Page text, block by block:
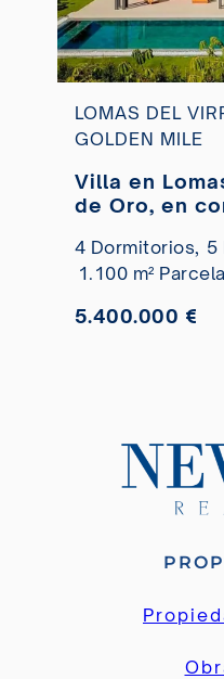
LOMAS DEL
GOLDEN MILE
Villa en
de Oro, en
4 Dormitorios, 5
1.100 m²
5.400.000 €